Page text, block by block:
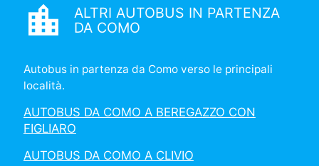
location_city
ALTRI AUTOBUS IN PARTENZA
DA COMO
Autobus in partenza da Como verso le principali
località.
AUTOBUS DA COMO A BEREGAZZO CON
FIGLIARO
AUTOBUS DA COMO A CLIVIO